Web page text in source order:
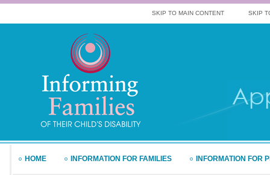
SKIP TO MAIN CONTENT SKIP
HOME INFORMATION FOR FAMILIES INFORMATION FOR